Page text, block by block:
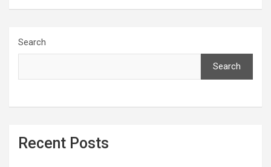
Search
Search
Recent Posts